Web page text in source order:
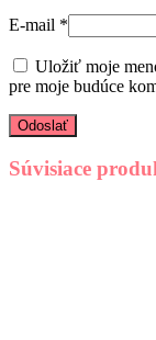
E-mail *
Uložiť moje
pre moje budúce
Súvisiace